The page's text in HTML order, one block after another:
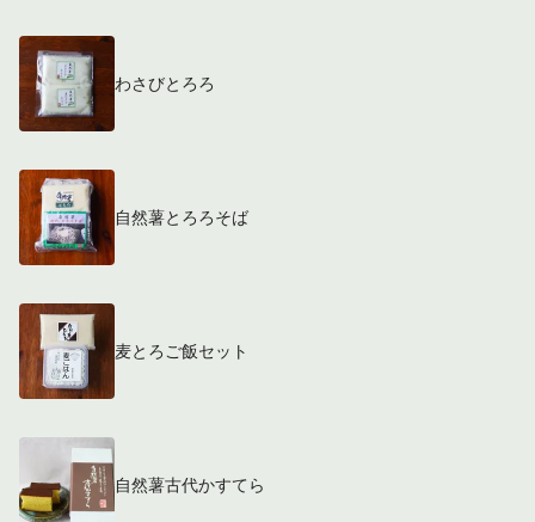
わさびとろろ
自然薯とろろそば
麦とろご飯セット
自然薯古代かすてら